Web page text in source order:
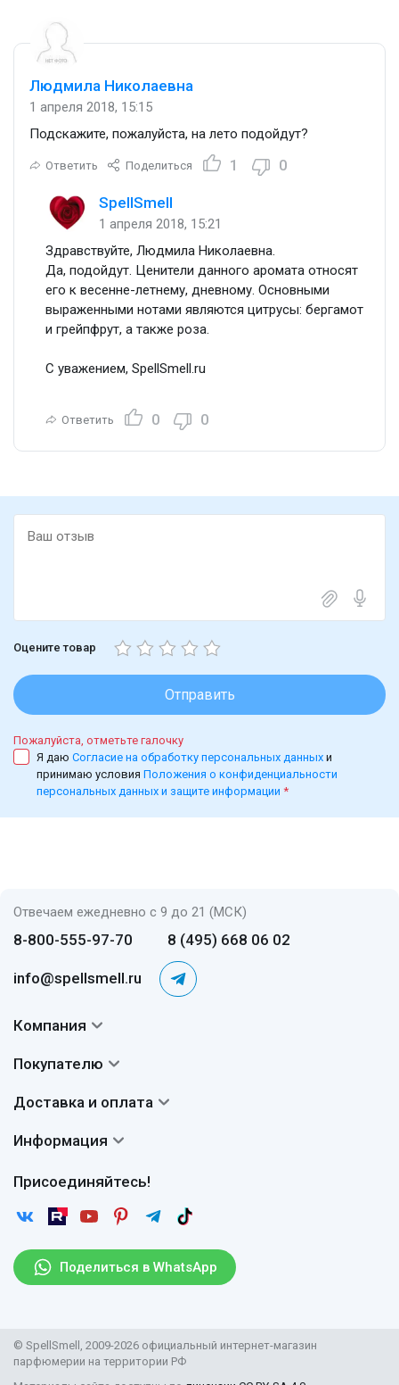
Людмила Николаевна
1 апреля 2018, 15:15
Подскажите, пожалуйста, на лето подойдут?
Ответить Поделиться 1 0
SpellSmell
1 апреля 2018, 15:21
Здравствуйте, Людмила Николаевна.
Да, подойдут. Ценители данного аромата относят
его к весенне-летнему, дневному. Основными
выраженными нотами являются цитрусы: бергамот
и грейпфрут, а также роза.
С уважением, SpellSmell.ru
Ответить 0 0
Оцените товар
Отправить
Пожалуйста, отметьте галочку
Я даю Согласие на обработку персональных данных и
принимаю условия Положения о конфиденциальности
персональных данных и защите информации *
Отвечаем ежедневно с 9 до 21 (МСК)
8-800-555-97-70 8 (495) 668 06 02
info@spellsmell.ru
Поделиться в WhatsApp
Присоединяйтесь!
Компания
Авторы
Сертификаты
Покупателю
Вопросы и ответы
Отзывы
Статьи
Рассылка
Доставка и оплата
Доставка
Возврат
Информация
Пользовательское соглашение
Защита персональных данных
Правила продажи товаров (Постановление Правительства
Поставщикам
© SpellSmell, 2009-2026 официальный интернет-магазин
парфюмерии на территории РФ